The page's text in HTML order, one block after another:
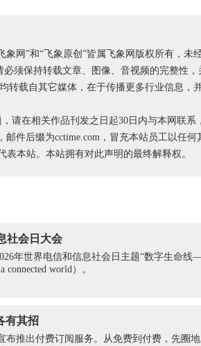
象网”和“飞象原创”皆属飞象网版权所有，未
须保持转载文章、图像、音视频的完整性，
转载自其它媒体，在于传播更多行业信息，
请在相关作品刊发之日起30日内与本网联系
邮件后缀为cctime.com，冒充本站员工以任
表本站。本站拥有对此声明的最终解释权。
社会日大会
年世界电信和信息社会日主题“数字生命
connected world）。
有其招​
推出付费订阅服务。从免费到付费，先圈